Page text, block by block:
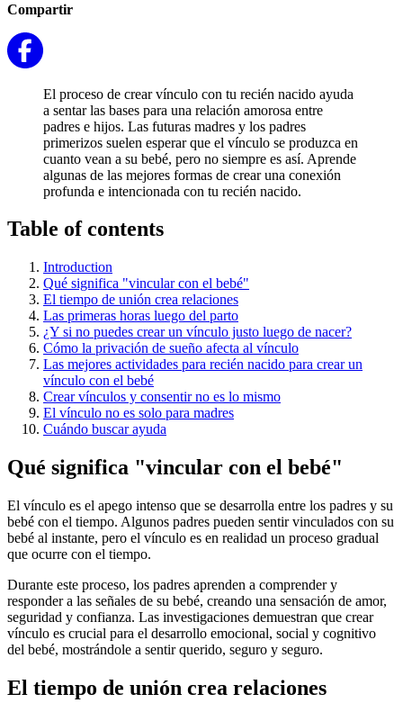
Compartir
El proceso de crear vínculo con tu recién nacido ayuda
a sentar las bases para una relación amorosa entre
padres e hijos. Las futuras madres y los padres
primerizos suelen esperar que el vínculo se produzca en
cuanto vean a su bebé, pero no siempre es así. Aprende
algunas de las mejores formas de crear una conexión
profunda e intencionada con tu recién nacido.
Table of contents
Introduction
Qué significa "vincular con el bebé"
El tiempo de unión crea relaciones
Las primeras horas luego del parto
¿Y si no puedes crear un vínculo justo luego de nacer?
Cómo la privación de sueño afecta al vínculo
Las mejores actividades para recién nacido para crear un
vínculo con el bebé
Crear vínculos y consentir no es lo mismo
El vínculo no es solo para madres
Cuándo buscar ayuda
Qué significa "vincular con el bebé"
El vínculo es el apego intenso que se desarrolla entre los padres y su
bebé con el tiempo. Algunos padres pueden sentir vinculados con su
bebé al instante, pero el vínculo es en realidad un proceso gradual
que ocurre con el tiempo.
Durante este proceso, los padres aprenden a comprender y
responder a las señales de su bebé, creando una sensación de amor,
seguridad y confianza. Las investigaciones demuestran que crear
vínculo es crucial para el desarrollo emocional, social y cognitivo
del bebé, mostrándole a sentir querido, seguro y seguro.
El tiempo de unión crea relaciones